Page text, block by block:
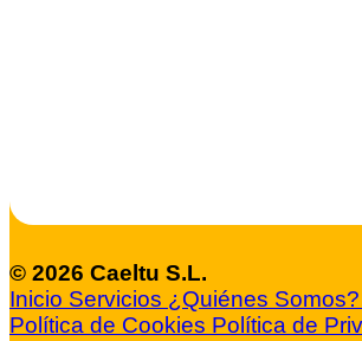
© 2026 Caeltu S.L.
Inicio Servicios ¿Quiénes Somos?
Política de Cookies Política de